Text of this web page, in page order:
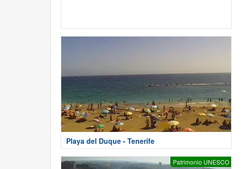
Playa del Duque - Tenerife
Patrimonio UNESCO